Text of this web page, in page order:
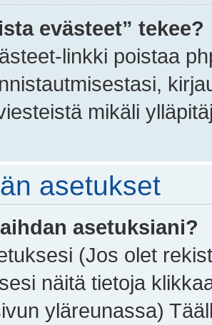
evästeet” tekee?
linkki poistaa
mikäli
asetukset
asetuksiani?
(Jos olet
näitä tietoja
yläreunassa)